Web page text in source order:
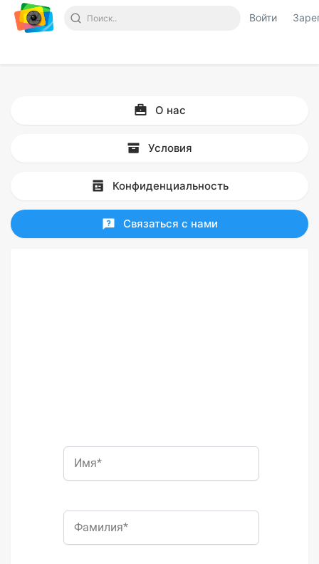
Войти
О нас
Условия
Конфиденциальность
Связаться с нами
Имя*
Фамилия*